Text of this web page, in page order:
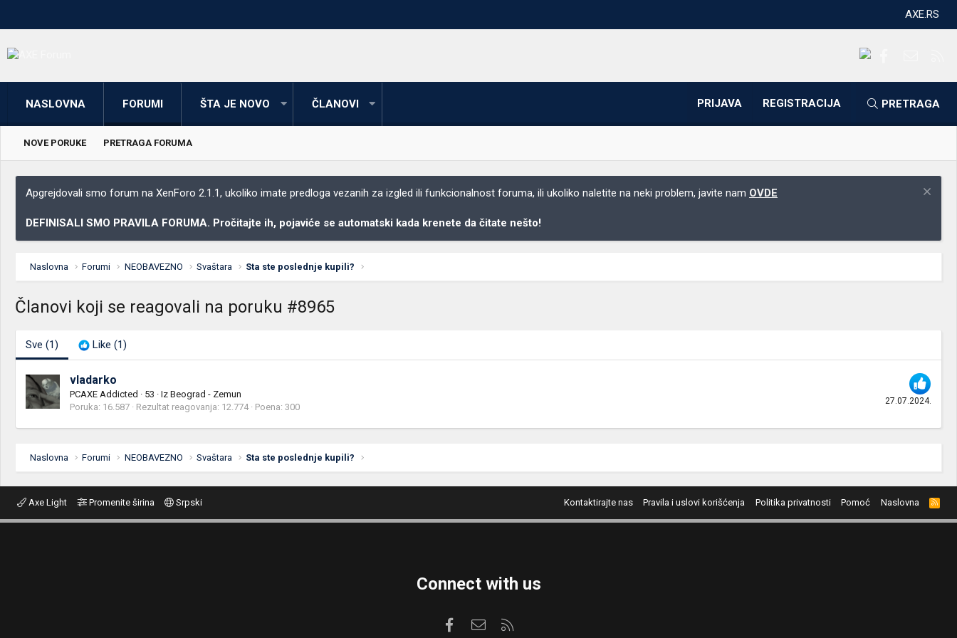
AXE.RS
NASLOVNA FORUMI ŠTA JE NOVO ČLANOVI PRIJAVA REGISTRACIJA PRETRAGA
NOVE PORUKE PRETRAGA FORUMA
Apgrejdovali smo forum na XenForo 2.1.1, ukoliko imate predloga vezanih za izgled ili funkcionalnost foruma, ili ukoliko naletite na neki problem, javite nam OVDE
DEFINISALI SMO PRAVILA FORUMA. Pročitajte ih, pojaviće se automatski kada krenete da čitate nešto!
Naslovna Forumi NEOBAVEZNO Svaštara Sta ste poslednje kupili?
Članovi koji se reagovali na poruku #8965
Sve (1) Like (1)
27.07.2024.
vladarko
PCAXE Addicted · 53 · Iz Beograd - Zemun
Poruka 16.587 Rezultat reagovanja 12.774 Poena 300
Naslovna Forumi NEOBAVEZNO Svaštara Sta ste poslednje kupili?
Axe Light Promenite širina Srpski Kontaktirajte nas Pravila i uslovi korišćenja Politika privatnosti Pomoć Naslovna
R
S
S
Connect with us
FacebookKontaktirajte nas